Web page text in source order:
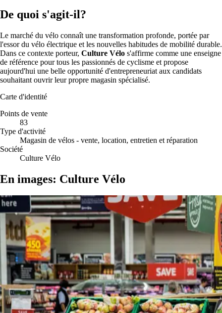
De quoi s'agit-il?
Le marché du vélo connaît une transformation profonde, portée par
l'essor du vélo électrique et les nouvelles habitudes de mobilité durable.
Dans ce contexte porteur, Culture Vélo s'affirme comme une enseigne
de référence pour tous les passionnés de cyclisme et propose
aujourd'hui une belle opportunité d'entrepreneuriat aux candidats
souhaitant ouvrir leur propre magasin spécialisé.
Carte d'identité
Points de vente
83
Type d'activité
Magasin de vélos - vente, location, entretien et réparation
Société
Culture Vélo
En images: Culture Vélo